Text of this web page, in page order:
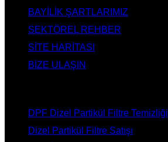
BAYİLİK ŞARTLARIMIZ
SEKTÖREL REHBER
SİTE HARİTASI
BİZE ULAŞIN
DPF Dizel Partikül Filtre Temizliği
Dizel Partikül Filtre Satışı